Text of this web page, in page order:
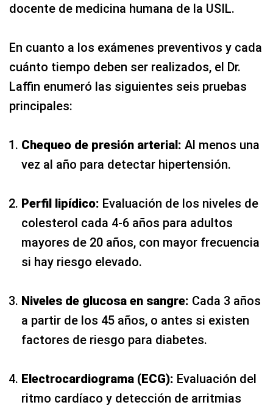
docente de medicina humana de la USIL.
En cuanto a los exámenes preventivos y cada
cuánto tiempo deben ser realizados, el Dr.
Laffin enumeró las siguientes seis pruebas
principales:
Chequeo de presión arterial: Al menos una
vez al año para detectar hipertensión.
Perfil lipídico: Evaluación de los niveles de
colesterol cada 4-6 años para adultos
mayores de 20 años, con mayor frecuencia
si hay riesgo elevado.
Niveles de glucosa en sangre: Cada 3 años
a partir de los 45 años, o antes si existen
factores de riesgo para diabetes.
Electrocardiograma (ECG): Evaluación del
ritmo cardíaco y detección de arritmias